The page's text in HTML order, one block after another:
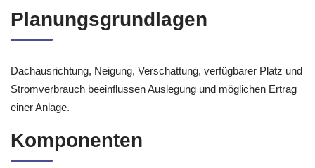
Planungsgrundlagen
Dachausrichtung, Neigung, Verschattung, verfügbarer Platz und
Stromverbrauch beeinflussen Auslegung und möglichen Ertrag
einer Anlage.
Komponenten